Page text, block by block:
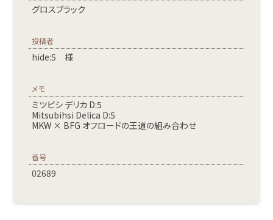
グロスブラック
投稿者
hide:5 様
メモ
ミツビシ デリカ D:5
Mitsubihsi Delica D:5
MKW × BFG オフロードの王道の組み合わせ
番号
02689